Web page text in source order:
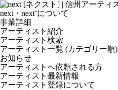
next・next⁺について
事業詳細
アーティスト紹介
アーティスト検索
アーティスト一覧 (カテゴリー順)
お知らせ
アーティストへ依頼される方
アーティスト最新情報
アーティスト登録について